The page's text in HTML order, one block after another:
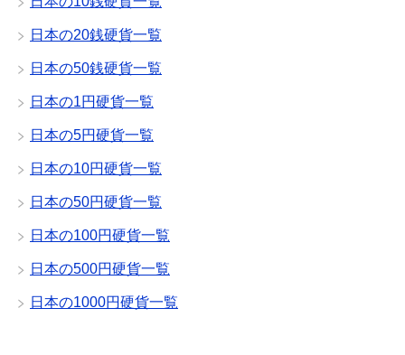
日本の20銭硬貨一覧
日本の50銭硬貨一覧
日本の1円硬貨一覧
日本の5円硬貨一覧
日本の10円硬貨一覧
日本の50円硬貨一覧
日本の100円硬貨一覧
日本の500円硬貨一覧
日本の1000円硬貨一覧